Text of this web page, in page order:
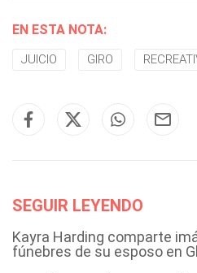
EN ESTA NOTA:
JUICIO GIRO
SEGUIR LEYENDO
Kayra Harding comparte
fúnebres de su esposo en